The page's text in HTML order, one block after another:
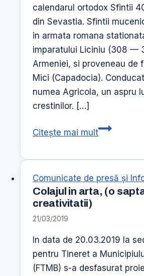
24.11.2020
calendarul ortodox Sfintii
din Sevastia. Sfintii
in armata romana
imparatului Liciniu (308 —
Armeniei, si proveneau de
Mici (Capadocia).
numea Agricola, un aspru
crestinilor. […]
Citește mai multSfintii
Comunicate de presă şi
Colajul in arta, (o
creativitatii)
21/03/2019
In data de 20.03.2019 la
pentru Tineret a
(FTMB) s-a desfasurat